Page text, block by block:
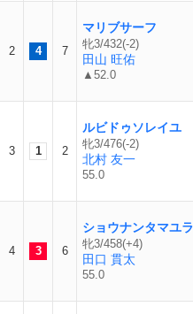
2 4 7
マリブサーフ
牝3/432(-2)
田山 旺佑
▲52.0
3 1 2
ルビドゥソレイユ
牝3/476(-2)
北村 友一
55.0
4 3 6
ショウナンタマユラ
牝3/458(+4)
田口 貫太
55.0